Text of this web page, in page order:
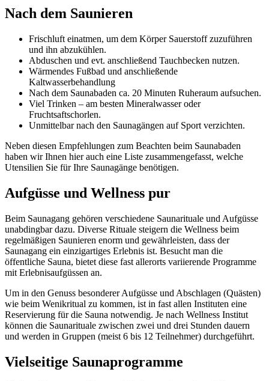
Nach dem Saunieren
Frischluft einatmen, um dem Körper Sauerstoff zuzuführen
und ihn abzukühlen.
Abduschen und evt. anschließend Tauchbecken nutzen.
Wärmendes Fußbad und anschließende
Kaltwasserbehandlung
Nach dem Saunabaden ca. 20 Minuten Ruheraum aufsuchen.
Viel Trinken – am besten Mineralwasser oder
Fruchtsaftschorlen.
Unmittelbar nach den Saunagängen auf Sport verzichten.
Neben diesen Empfehlungen zum Beachten beim Saunabaden
haben wir Ihnen hier auch eine Liste zusammengefasst, welche
Utensilien Sie für Ihre Saunagänge benötigen.
Aufgüsse und Wellness pur
Beim Saunagang gehören verschiedene Saunarituale und Aufgüsse
unabdingbar dazu. Diverse Rituale steigern die Wellness beim
regelmäßigen Saunieren enorm und gewährleisten, dass der
Saunagang ein einzigartiges Erlebnis ist. Besucht man die
öffentliche Sauna, bietet diese fast allerorts variierende Programme
mit Erlebnisaufgüssen an.
Um in den Genuss besonderer Aufgüsse und Abschlagen (Quästen)
wie beim Wenikritual zu kommen, ist in fast allen Instituten eine
Reservierung für die Sauna notwendig. Je nach Wellness Institut
können die Saunarituale zwischen zwei und drei Stunden dauern
und werden in Gruppen (meist 6 bis 12 Teilnehmer) durchgeführt.
Vielseitige Saunaprogramme